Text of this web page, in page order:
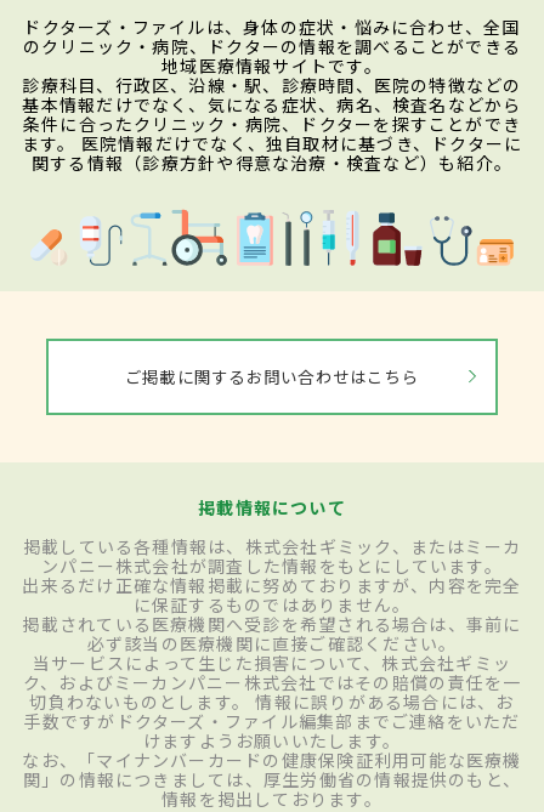
ドクターズ・ファイルは、身体の症状・悩みに合わせ、全国
のクリニック・病院、ドクターの情報を調べることができる
地域医療情報サイトです。
診療科目、行政区、沿線・駅、診療時間、医院の特徴などの
基本情報だけでなく、気になる症状、病名、検査名などから
条件に合ったクリニック・病院、ドクターを探すことができ
ます。 医院情報だけでなく、独自取材に基づき、ドクターに
関する情報（診療方針や得意な治療・検査など）も紹介。
ご掲載に関するお問い合わせはこちら
掲載情報について
掲載している各種情報は、株式会社ギミック、またはミーカ
ンパニー株式会社が調査した情報をもとにしています。
出来るだけ正確な情報掲載に努めておりますが、内容を完全
に保証するものではありません。
掲載されている医療機関へ受診を希望される場合は、事前に
必ず該当の医療機関に直接ご確認ください。
当サービスによって生じた損害について、株式会社ギミッ
ク、およびミーカンパニー株式会社ではその賠償の責任を一
切負わないものとします。 情報に誤りがある場合には、お
手数ですがドクターズ・ファイル編集部までご連絡をいただ
けますようお願いいたします。
なお、「マイナンバーカードの健康保険証利用可能な医療機
関」の情報につきましては、厚生労働省の情報提供のもと、
情報を掲出しております。